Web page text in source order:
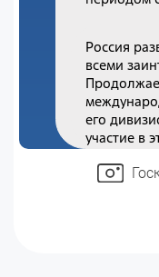
Россия
всеми
его
участие в